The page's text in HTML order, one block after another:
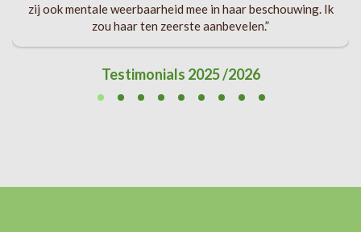
zij ook mentale weerbaarheid mee in haar beschouwing. Ik
zou haar ten zeerste aanbevelen.”
Testimonials 2025 /2026